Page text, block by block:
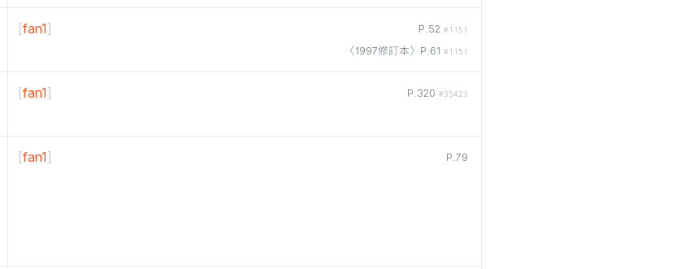
P.52 #1151
〈1997修訂本〉P.61 #1151
[fan1]
P.320 #35423
[fan1]
P.79
[fan1]